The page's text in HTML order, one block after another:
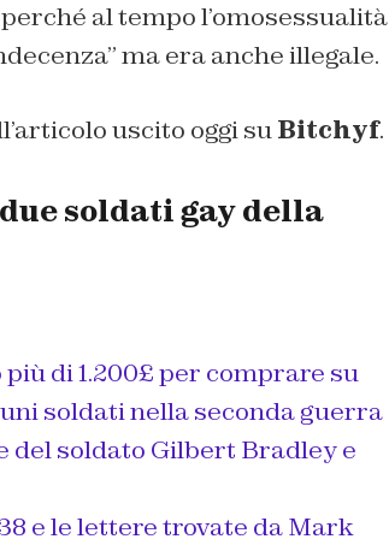
al tempo l’omosessualità
ma era anche illegale.
uscito oggi suBitchyf.
soldati gay della
di 1.200£ per comprare su
soldati nella seconda guerra
del soldato Gilbert Bradley e
e le lettere trovate da Mark